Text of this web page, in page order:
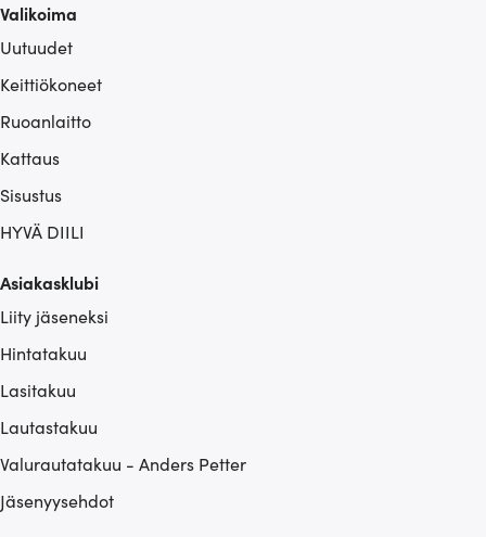
Valikoima
Uutuudet
Keittiökoneet
Ruoanlaitto
Kattaus
Sisustus
HYVÄ DIILI
Asiakasklubi
Liity jäseneksi
Hintatakuu
Lasitakuu
Lautastakuu
Valurautatakuu - Anders Petter
Jäsenyysehdot